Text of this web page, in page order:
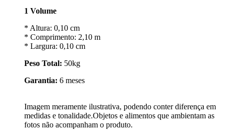
1 Volume
* Altura: 0,10 cm
* Comprimento: 2,10 m
* Largura: 0,10 cm
Peso Total: 50kg
Garantia: 6 meses
Imagem meramente ilustrativa, podendo conter diferença em
medidas e tonalidade.Objetos e alimentos que ambientam as
fotos não acompanham o produto.